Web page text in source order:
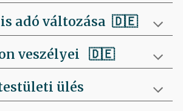
adó változása 🇩🇪
veszélyei 🇩🇪
ülés